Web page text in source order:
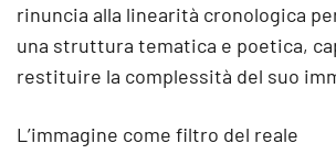
rinuncia alla linearità cronologica
una struttura tematica e poetica,
restituire la complessità del suo
L’immagine come filtro del reale